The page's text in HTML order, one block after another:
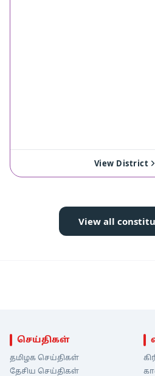
View District
View all
செய்திகள்
தமிழக செய்திகள்
தேசிய செய்திகள்